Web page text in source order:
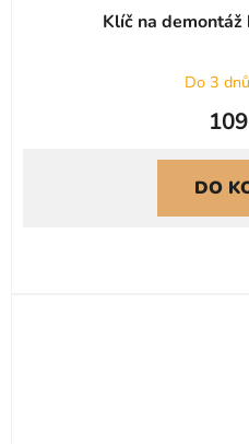
Klíč na demontáž
Do 3 dnů
DO